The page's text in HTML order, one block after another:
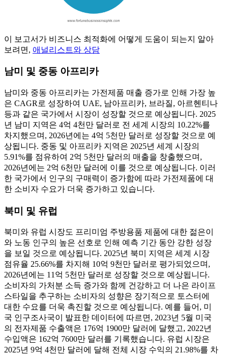
이 보고서가 비즈니스 최적화에 어떻게 도움이 되는지 알아
보려면, 애널리스트와 상담
남미 및 중동 아프리카
남미와 중동 아프리카는 가전제품 매출 증가로 인해 가장 높
은 CAGR로 성장하여 UAE, 남아프리카, 브라질, 아르헨티나
등과 같은 국가에서 시장이 성장할 것으로 예상됩니다. 2025
년 남미 지역은 4억 4천만 달러로 전 세계 시장의 10.22%를
차지했으며, 2026년에는 4억 5천만 달러로 성장할 것으로 예
상됩니다. 중동 및 아프리카 지역은 2025년 세계 시장의
5.91%를 점유하여 2억 5천만 달러의 매출을 창출했으며,
2026년에는 2억 6천만 달러에 이를 것으로 예상됩니다. 이러
한 국가에서 인구의 구매력이 증가함에 따라 가전제품에 대
한 소비자 수요가 더욱 증가하고 있습니다.
북미 및 유럽
북미와 유럽 시장도 프리미엄 주방용품 제품에 대한 젊은이
와 노동 인구의 높은 선호로 인해 예측 기간 동안 강한 성장
을 보일 것으로 예상됩니다. 2025년 북미 지역은 세계 시장
점유율 25.66%를 차지해 10억 9천만 달러로 평가되었으며,
2026년에는 11억 5천만 달러로 성장할 것으로 예상됩니다.
소비자의 가처분 소득 증가와 함께 건강하고 더 나은 라이프
스타일을 추구하는 소비자의 성향은 장기적으로 토스터에
대한 수요를 더욱 촉진할 것으로 예상됩니다. 예를 들어, 미
국 인구조사국이 발표한 데이터에 따르면, 2023년 5월 미국
의 전자제품 수출액은 176억 1900만 달러에 달했고, 2022년
수입액은 162억 7600만 달러를 기록했습니다. 유럽 시장은
2025년 9억 4천만 달러에 달해 전체 시장 수익의 21.98%를 차